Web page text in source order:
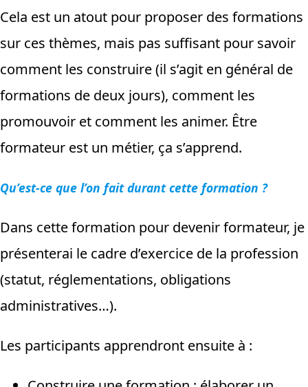
Cela est un atout pour proposer des formations
sur ces thèmes, mais pas suffisant pour savoir
comment les construire (il s’agit en général de
formations de deux jours), comment les
promouvoir et comment les animer. Être
formateur est un métier, ça s’apprend.
Qu’est-ce que l’on fait durant cette formation ?
Dans cette formation pour devenir formateur, je
présenterai le cadre d’exercice de la profession
(statut, réglementations, obligations
administratives…).
Les participants apprendront ensuite à :